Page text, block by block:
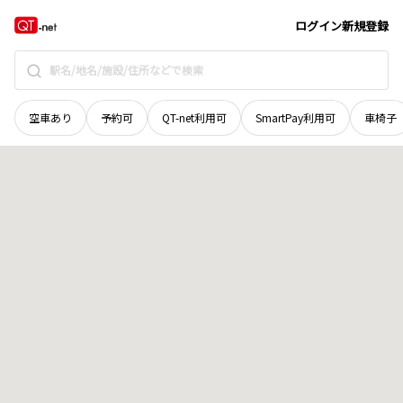
ログイン新規登録
空車あり 予約可 QT-net利用可 SmartPay利用可 車椅子
奈良県